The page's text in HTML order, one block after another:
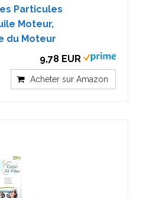
Particules
Moteur,
du Moteur
9,78 EUR
Acheter sur Amazon